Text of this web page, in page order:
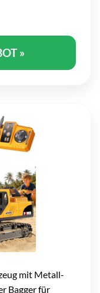
»
mit Metall-
Bagger für